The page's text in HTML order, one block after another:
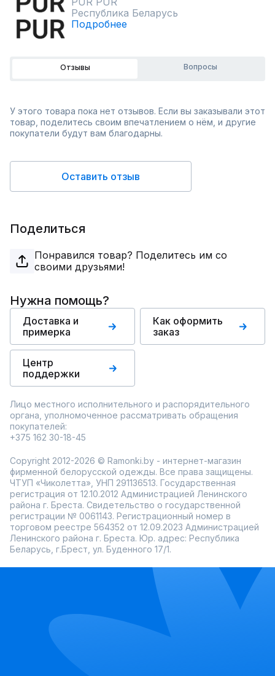
Республика Беларусь
Подробнее
Отзывы Вопросы
У этого товара пока нет отзывов. Если вы заказывали этот
товар, поделитесь своим впечатлением о нём, и другие
покупатели будут вам благодарны.
Оставить отзыв
Поделиться
Понравился товар? Поделитесь им со
своими друзьями!
Нужна помощь?
Доставка и
примерка
Как оформить
заказ
Центр
поддержки
Лицо местного исполнительного и распорядительного
органа, уполномоченное рассматривать обращения
покупателей:
+375 162 30-18-45
Copyright 2012-2026 © Ramonki.by - интернет-магазин
фирменной белорусской одежды. Все права защищены.
ЧТУП «Чиколетта», УНП 291136513. Государственная
регистрация от 12.10.2012 Администрацией Ленинского
района г. Бреста. Свидетельство о государственной
регистрации № 0061143. Регистрационный номер в
торговом реестре 564352 от 12.09.2023 Администрацией
Ленинского района г. Бреста. Юр. адрес: Республика
Беларусь, г.Брест, ул. Буденного 17/1.